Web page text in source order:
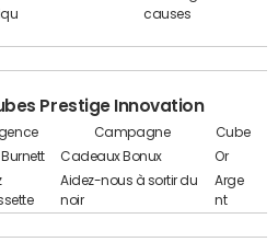
causes
Prestige Innovation
Campagne Cube
Burnett Cadeaux Bonux
Or
Aidez-nous à sortir du
noir
Arge
nt